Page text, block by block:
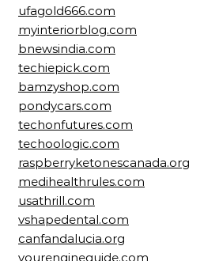
ufagold666.com
myinteriorblog.com
bnewsindia.com
techiepick.com
bamzyshop.com
pondycars.com
techonfutures.com
techoologic.com
raspberryketonescanada.org
medihealthrules.com
usathrill.com
vshapedental.com
canfandalucia.org
yourengineguide.com